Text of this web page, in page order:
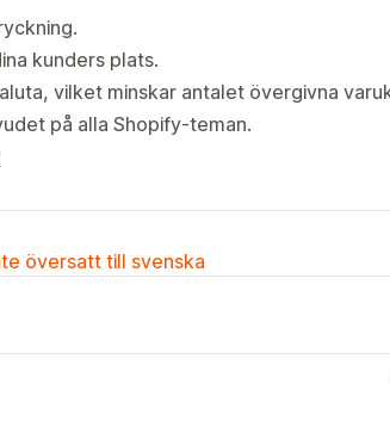
kunders plats.
vilket minskar antalet övergivna
på alla Shopify-teman.
översatt till svenska